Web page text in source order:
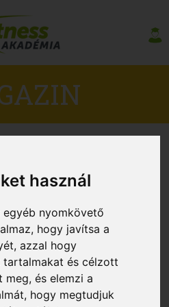
használ
nyomkövető
hogy javítsa a
azzal hogy
tartalmakat és célzott
meg, és elemzi a
hogy megtudjuk
a rossz alvókon